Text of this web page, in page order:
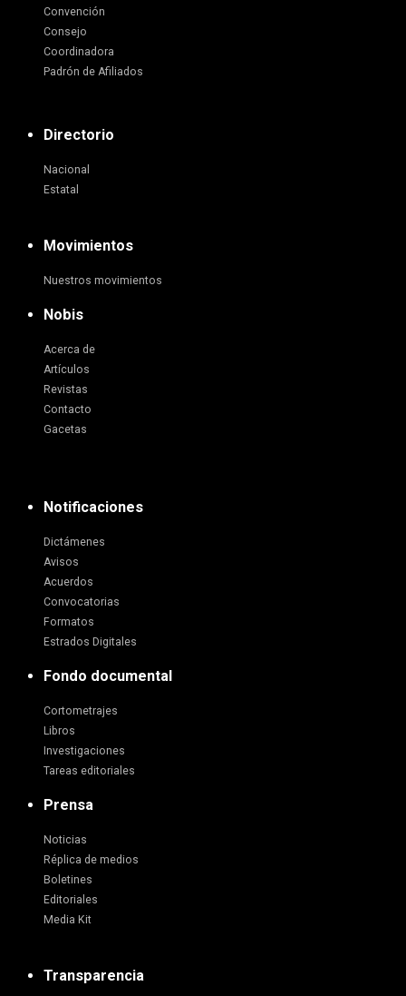
Convención
Consejo
Coordinadora
Padrón de Afiliados
Directorio
Nacional
Estatal
Movimientos
Nuestros movimientos
Nobis
Acerca de
Artículos
Revistas
Contacto
Gacetas
Notificaciones
Dictámenes
Avisos
Acuerdos
Convocatorias
Formatos
Estrados Digitales
Fondo documental
Cortometrajes
Libros
Investigaciones
Tareas editoriales
Prensa
Noticias
Réplica de medios
Boletines
Editoriales
Media Kit
Transparencia